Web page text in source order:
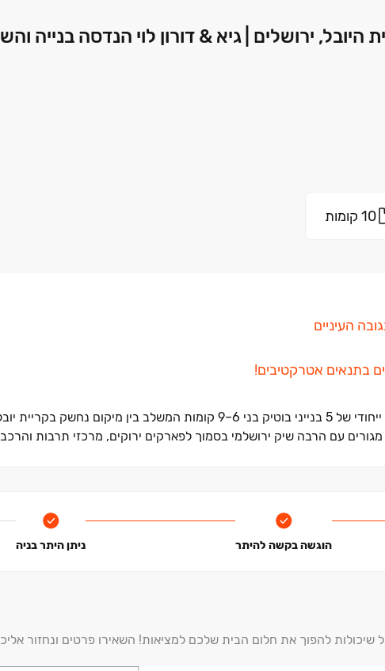
היובל, ירושלים | גיא & דורון לוי הנדסה בנייה
10 קומות
העיניים
ההזדמנות שלכם לגור בקומפלקס ייחודי של ‏5 בנייני בוטיק בני ‏6‏–‏9
מגורים עם הרבה שיק ירושלמי בסמוך לפארקים ירוקים, מרכזי תרבות
הוגשה בקשה להיתר ניתן היתר בניה
שיכולות להפוך את חלום הבית שלכם למציאות! השאירו פרטים ונחזור